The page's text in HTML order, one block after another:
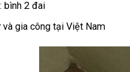
bình 2 đai
và gia công tại Việt Nam